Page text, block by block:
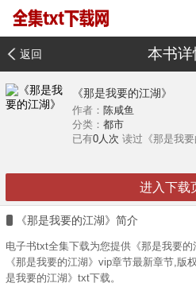
返回 本书详
《那是我要的江湖》
作者： 陈咸鱼
分类： 都市
已有0人次 读过《那是我要
进入下载
《那是我要的江湖》简介
电子书txt全集下载为您提供《那是我要
《那是我要的江湖》vip章节最新章节,版
是我要的江湖》txt下载。